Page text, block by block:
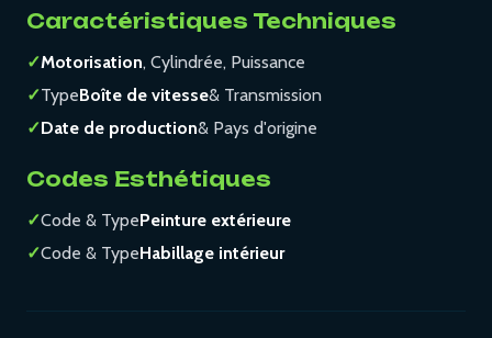
Caractéristiques Techniques
✓Motorisation, Cylindrée, Puissance
✓TypeBoîte de vitesse& Transmission
✓Date de production& Pays d'origine
Codes Esthétiques
✓Code & TypePeinture extérieure
✓Code & TypeHabillage intérieur